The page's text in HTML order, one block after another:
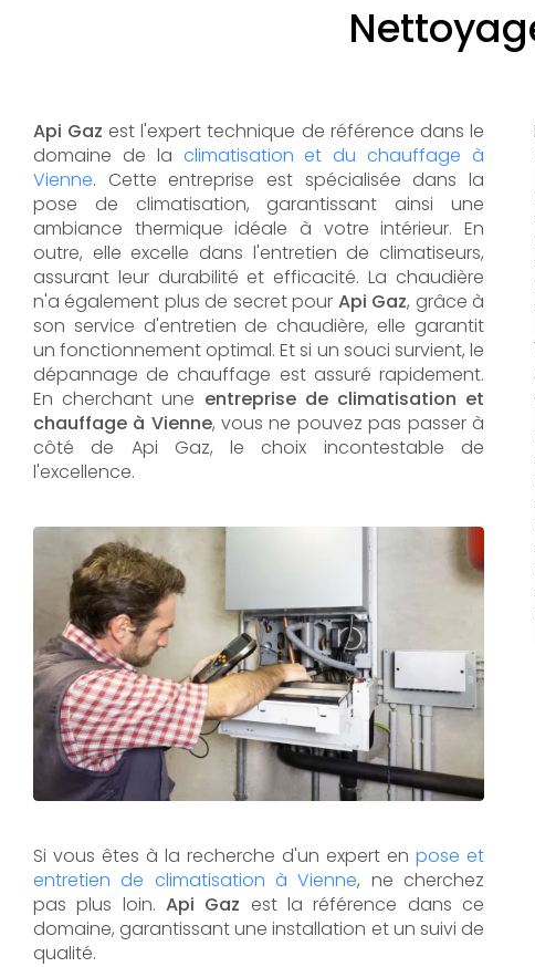
Api Gaz est l'expert technique de référence dans le
domaine de la climatisation et du chauffage à
Vienne. Cette entreprise est spécialisée dans la
pose de climatisation, garantissant ainsi une
ambiance thermique idéale à votre intérieur. En
outre, elle excelle dans l'entretien de climatiseurs,
assurant leur durabilité et efficacité. La chaudière
n'a également plus de secret pour Api Gaz, grâce à
son service d'entretien de chaudière, elle garantit
un fonctionnement optimal. Et si un souci survient, le
dépannage de chauffage est assuré rapidement.
En cherchant une entreprise de climatisation et
chauffage à Vienne, vous ne pouvez pas passer à
côté de Api Gaz, le choix incontestable de
l'excellence.
Si vous êtes à la recherche d'un expert en pose et
entretien de climatisation à Vienne, ne cherchez
pas plus loin. Api Gaz est la référence dans ce
domaine, garantissant une installation et un suivi de
qualité.